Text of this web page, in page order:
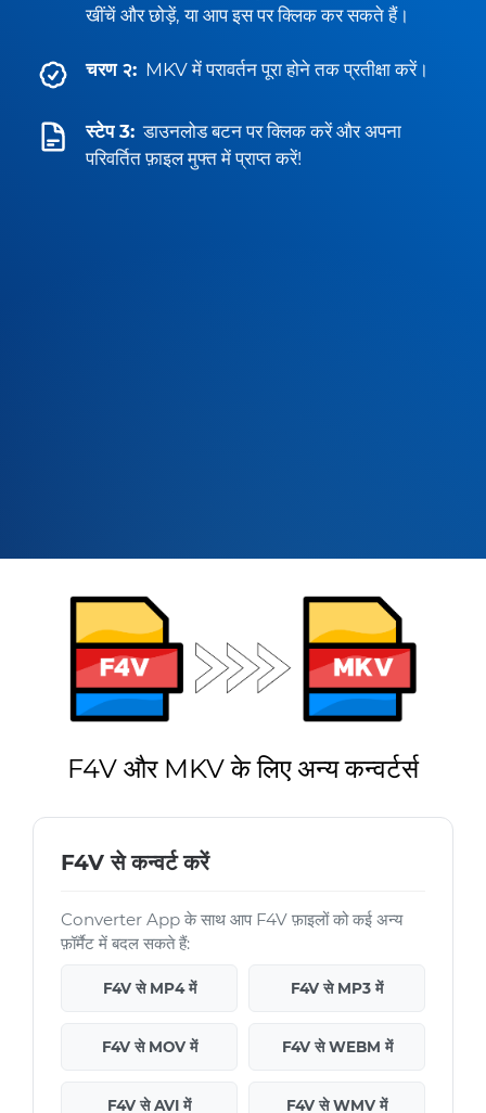
खींचें और छोड़ें, या आप इस पर क्लिक कर सकते हैं।
चरण २: MKV में परावर्तन पूरा होने तक प्रतीक्षा करें।
स्टेप 3: डाउनलोड बटन पर क्लिक करें और अपना
परिवर्तित फ़ाइल मुफ्त में प्राप्त करें!
F4V और MKV के लिए अन्य कन्वर्टर्स
F4V से कन्वर्ट करें
Converter App के साथ आप F4V फ़ाइलों को कई अन्य
फ़ॉर्मैट में बदल सकते हैं:
F4V से MP4 में F4V से MP3 में
F4V से MOV में F4V से WEBM में
F4V से AVI में F4V से WMV में